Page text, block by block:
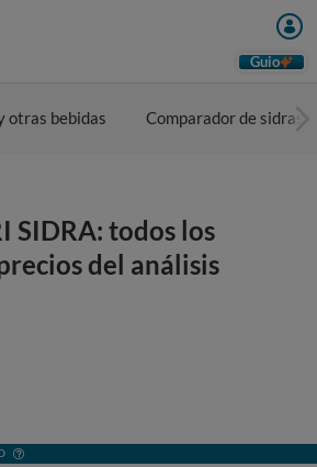
Guio
otras bebidas Comparador de sidras
SIDRA: todos los
del análisis